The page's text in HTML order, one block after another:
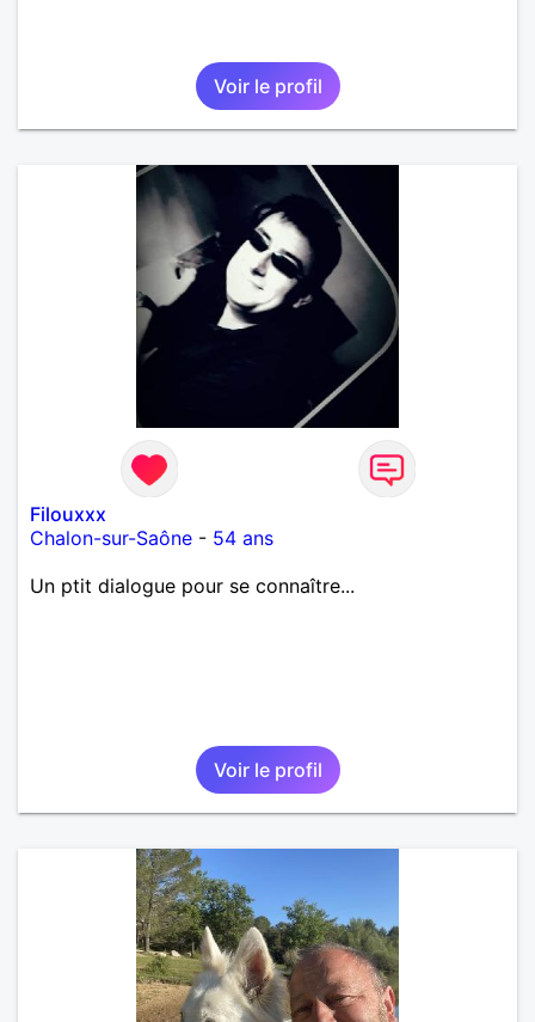
Voir le profil
Filouxxx
Chalon-sur-Saône - 54 ans
Un ptit dialogue pour se connaître...
Voir le profil